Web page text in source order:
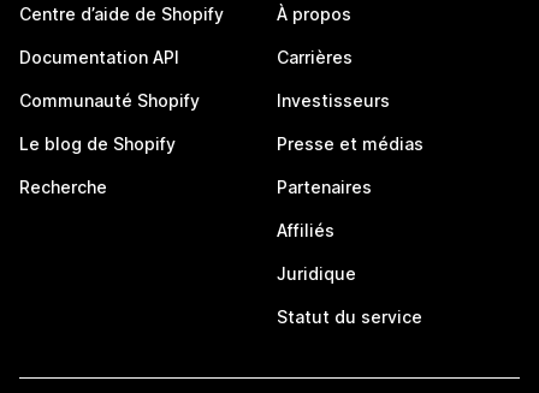
Centre d’aide de Shopify
Documentation API
Communauté Shopify
Le blog de Shopify
Recherche
À propos
Carrières
Investisseurs
Presse et médias
Partenaires
Affiliés
Juridique
Statut du service